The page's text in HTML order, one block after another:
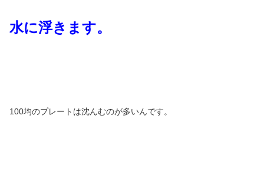
水に浮きます。
100均のプレートは沈んむのが多いんです。